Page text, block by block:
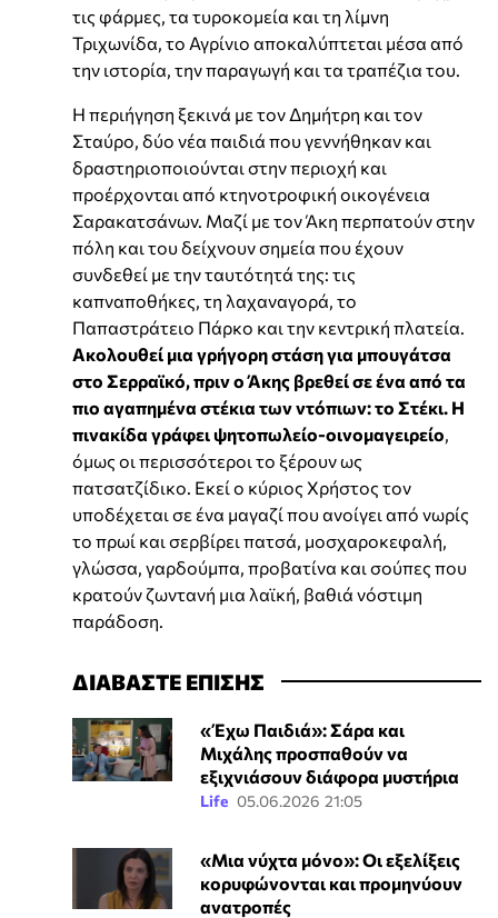
τις φάρμες, τα τυροκομεία και τη λίμνη
Τριχωνίδα, το Αγρίνιο αποκαλύπτεται μέσα από
την ιστορία, την παραγωγή και τα τραπέζια του.
Η περιήγηση ξεκινά με τον Δημήτρη και τον
Σταύρο, δύο νέα παιδιά που γεννήθηκαν και
δραστηριοποιούνται στην περιοχή και
προέρχονται από κτηνοτροφική οικογένεια
Σαρακατσάνων. Μαζί με τον Άκη περπατούν στην
πόλη και του δείχνουν σημεία που έχουν
συνδεθεί με την ταυτότητά της: τις
καπναποθήκες, τη λαχαναγορά, το
Παπαστράτειο Πάρκο και την κεντρική πλατεία.
Ακολουθεί μια γρήγορη στάση για μπουγάτσα
στο Σερραϊκό, πριν ο Άκης βρεθεί σε ένα από τα
πιο αγαπημένα στέκια των ντόπιων: το Στέκι. Η
πινακίδα γράφει ψητοπωλείο-οινομαγειρείο
όμως οι περισσότεροι το ξέρουν ως
πατσατζίδικο. Εκεί ο κύριος Χρήστος τον
υποδέχεται σε ένα μαγαζί που ανοίγει από νωρίς
το πρωί και σερβίρει πατσά, μοσχαροκεφαλή,
γλώσσα, γαρδούμπα, προβατίνα και σούπες που
κρατούν ζωντανή μια λαϊκή, βαθιά νόστιμη
παράδοση.
ΔΙΑΒΑΣΤΕ ΕΠΙΣΗΣ
«Έχω Παιδιά»: Σάρα και
Μιχάλης προσπαθούν να
εξιχνιάσουν διάφορα μυστήρια
Life 05.06.2026 21:05
«Μια νύχτα μόνο»: Οι εξελίξεις
κορυφώνονται και προμηνύουν
ανατροπές